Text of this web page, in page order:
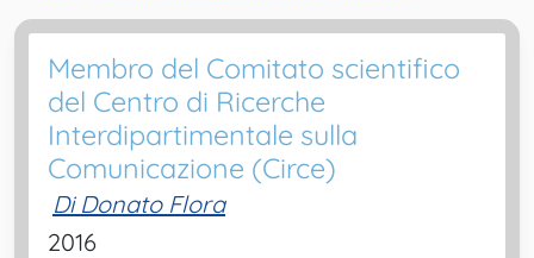
Membro del Comitato scientifico
del Centro di Ricerche
Interdipartimentale sulla
Comunicazione (Circe)
Di Donato Flora
2016